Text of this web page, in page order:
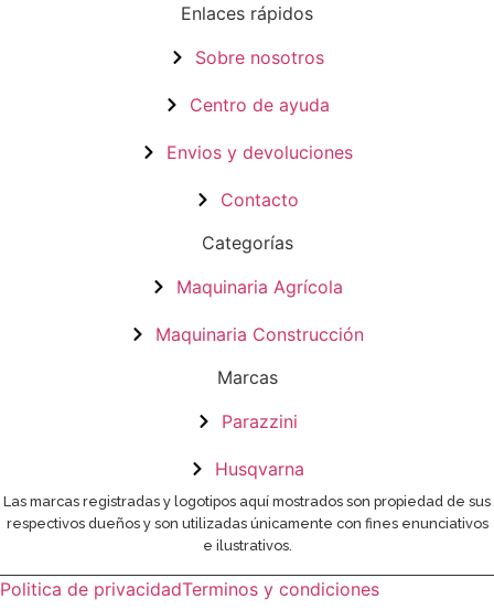
Enlaces rápidos
Sobre nosotros
Centro de ayuda
Envios y devoluciones
Contacto
Categorías
Maquinaria Agrícola
Maquinaria Construcción
Marcas
Parazzini
Husqvarna
Las marcas registradas y logotipos aquí mostrados son propiedad de sus
respectivos dueños y son utilizadas únicamente con fines enunciativos
e ilustrativos.
Politica de privacidadTerminos y condiciones